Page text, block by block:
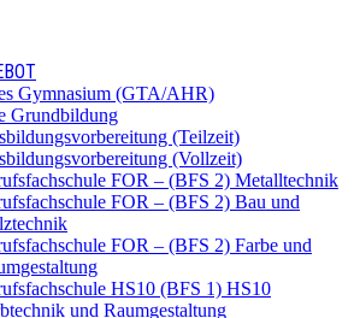
Gymnasium (GTA/AHR)
Grundbildung
(Teilzeit)
(Vollzeit)
FOR – (BFS 2) Metalltechnik
FOR – (BFS 2) Bau und
FOR – (BFS 2) Farbe und
HS10 (BFS 1) HS10
und Raumgestaltung